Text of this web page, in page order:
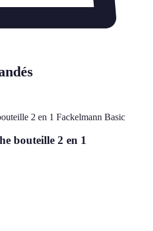
bouteille 2 en 1